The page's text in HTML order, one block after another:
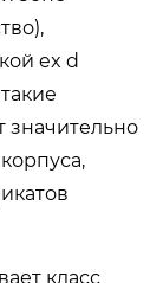
ex d
значительно
класс